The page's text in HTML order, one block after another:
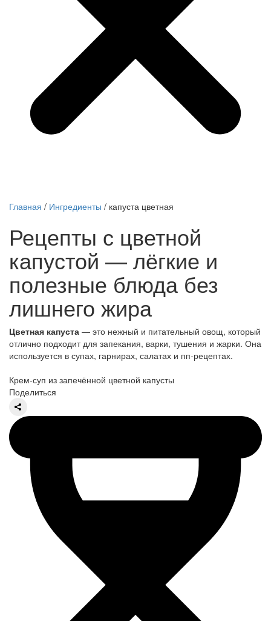
Главная / Ингредиенты / капуста цветная
Рецепты с цветной
капустой — лёгкие и
полезные блюда без
лишнего жира
Цветная капуста — это нежный и питательный овощ, который
отлично подходит для запекания, варки, тушения и жарки. Она
используется в супах, гарнирах, салатах и пп-рецептах.
Крем-суп из запечённой цветной капусты
Поделиться